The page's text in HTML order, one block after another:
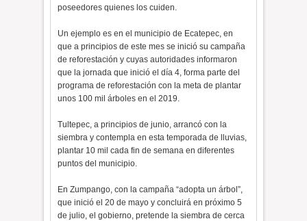
poseedores quienes los cuiden.
Un ejemplo es en el municipio de Ecatepec, en
que a principios de este mes se inició su campaña
de reforestación y cuyas autoridades informaron
que la jornada que inició el día 4, forma parte del
programa de reforestación con la meta de plantar
unos 100 mil árboles en el 2019.
Tultepec, a principios de junio, arrancó con la
siembra y contempla en esta temporada de lluvias,
plantar 10 mil cada fin de semana en diferentes
puntos del municipio.
En Zumpango, con la campaña “adopta un árbol”,
que inició el 20 de mayo y concluirá en próximo 5
de julio, el gobierno, pretende la siembra de cerca